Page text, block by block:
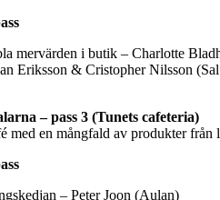
mervärden i butik – Charlotte
Eriksson & Cristopher Nilsson
– pass 3 (Tunets cafeteria)
med en mångfald av produkter från
– Peter Joon (Aulan)